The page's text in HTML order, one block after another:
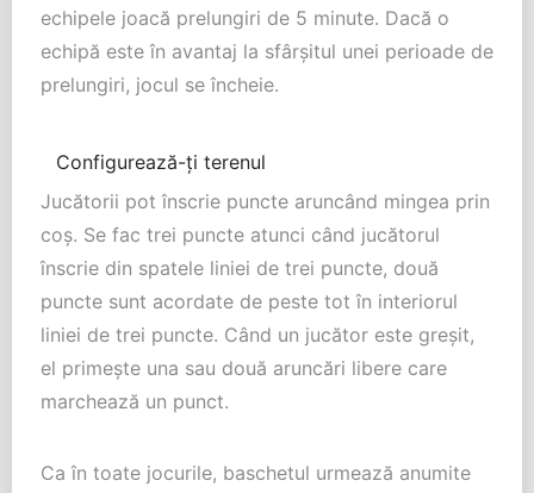
echipele joacă prelungiri de 5 minute. Dacă o
echipă este în avantaj la sfârșitul unei perioade de
prelungiri, jocul se încheie.
Configurează-ți terenul
Jucătorii pot înscrie puncte aruncând mingea prin
coș. Se fac trei puncte atunci când jucătorul
înscrie din spatele liniei de trei puncte, două
puncte sunt acordate de peste tot în interiorul
liniei de trei puncte. Când un jucător este greșit,
el primește una sau două aruncări libere care
marchează un punct.
Ca în toate jocurile, baschetul urmează anumite